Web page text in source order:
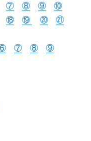
⑦ ⑧ ⑨
⑩
⑱ ⑲ ⑳
㉑
⑦ ⑧
⑨